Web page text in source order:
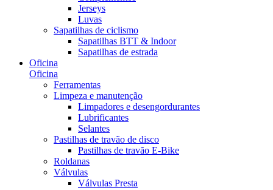
Jerseys
Luvas
Sapatilhas de ciclismo
Sapatilhas BTT & Indoor
Sapatilhas de estrada
Oficina
Oficina
Ferramentas
Limpeza e manutenção
Limpadores e desengordurantes
Lubrificantes
Selantes
Pastilhas de travão de disco
Pastilhas de travão E-Bike
Roldanas
Válvulas
Válvulas Presta